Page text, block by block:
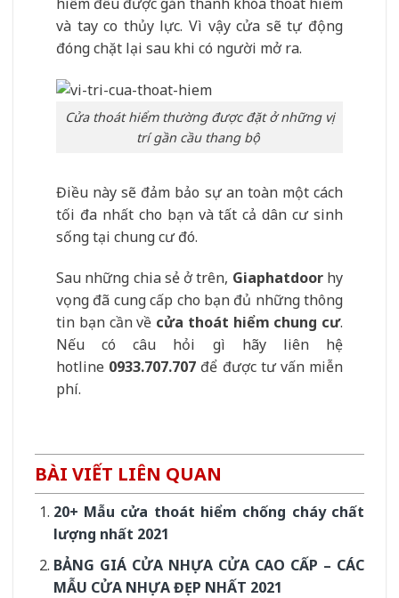
và tay co thủy lực. Vì vậy cửa sẽ tự động
đóng chặt lại sau khi có người mở ra.
Cửa thoát hiểm thường được đặt ở những vị
trí gần cầu thang bộ
Điều này sẽ đảm bảo sự an toàn một cách
tối đa nhất cho bạn và tất cả dân cư sinh
sống tại chung cư đó.
Sau những chia sẻ ở trên, Giaphatdoorhy
vọng đã cung cấp cho bạn đủ những thông
tin bạn cần về cửa thoát hiểm chung cư.
Nếu có câu hỏi gì hãy liên hệ
hotline 0933.707.707 để được tư vấn miễn
phí.
BÀI VIẾT LIÊN QUAN
20+ Mẫu cửa thoát hiểm chống cháy chất
lượng nhất 2021
BẢNG GIÁ CỬA NHỰA CỬA CAO CẤP – CÁC
MẪU CỬA NHỰA ĐẸP NHẤT 2021